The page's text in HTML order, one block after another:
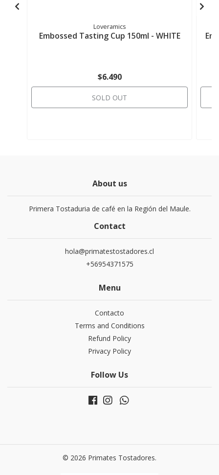
Loveramics
Embossed Tasting Cup 150ml - WHITE
$6.490
SOLD OUT
About us
Primera Tostaduria de café en la Región del Maule.
Contact
hola@primatestostadores.cl
+56954371575
Menu
Contacto
Terms and Conditions
Refund Policy
Privacy Policy
Follow Us
© 2026 Primates Tostadores.